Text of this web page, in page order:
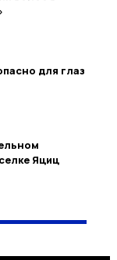
для глаз
Яциц